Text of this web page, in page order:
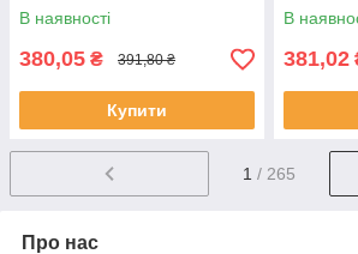
В наявності
380,05 ₴ 391,80 ₴
Купити
В
381,02
1 / 265
Про нас